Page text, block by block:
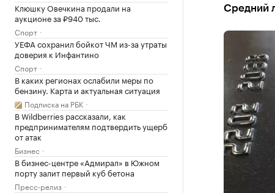
Клюшку Овечкина продали на
аукционе за ₽940 тыс.
Спорт
УЕФА сохранил бойкот ЧМ из-за утраты
доверия к Инфантино
Спорт
В каких регионах ослабили меры по
бензину. Карта и актуальная ситуация
Подписка на РБК
В Wildberries рассказали, как
предпринимателям подтвердить ущерб
от атак
Бизнес
В бизнес-центре «Адмирал» в Южном
порту залит первый куб бетона
Пресс-релиз
Средний